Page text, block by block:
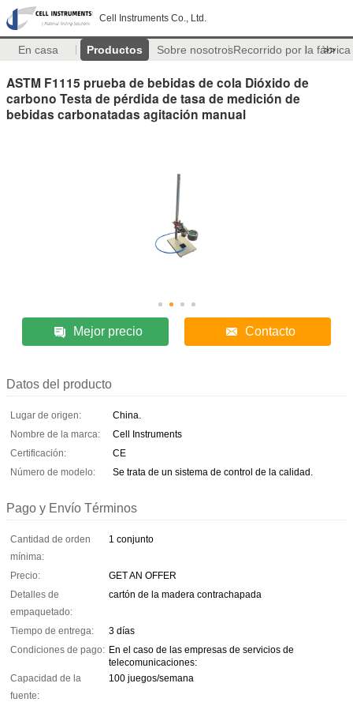
Cell Instruments Co., Ltd.
En casa Productos Sobre nosotrosRecorrido por la fábrica
>>
ASTM F1115 prueba de bebidas de cola Dióxido de
carbono Testa de pérdida de tasa de medición de
bebidas carbonatadas agitación manual
Mejor precio Contacto
Datos del producto
Lugar de origen:
China.
Nombre de la marca:
Cell Instruments
Certificación:
CE
Número de modelo:
Se trata de un sistema de control de la calidad.
Pago y Envío Términos
Cantidad de orden
mínima:
1 conjunto
Precio:
GET AN OFFER
Detalles de
empaquetado:
cartón de la madera contrachapada
Tiempo de entrega:
3 días
Condiciones de pago: En el caso de las empresas de servicios de
telecomunicaciones:
Capacidad de la
fuente:
100 juegos/semana